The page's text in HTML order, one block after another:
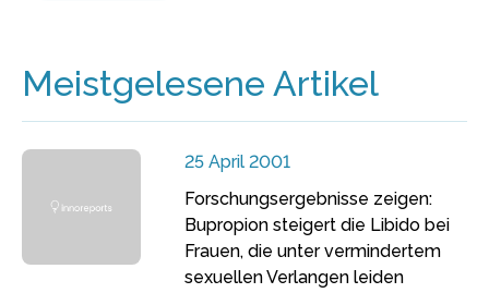
Meistgelesene Artikel
25 April 2001
Forschungsergebnisse zeigen:
Bupropion steigert die Libido bei
Frauen, die unter vermindertem
sexuellen Verlangen leiden